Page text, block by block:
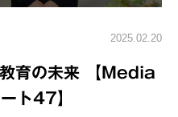
2025.02.20
育の未来 【Media
ト47】